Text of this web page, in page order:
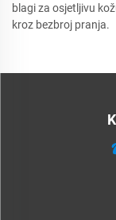
blagi za osjetljivu
kroz bezbroj pranja.